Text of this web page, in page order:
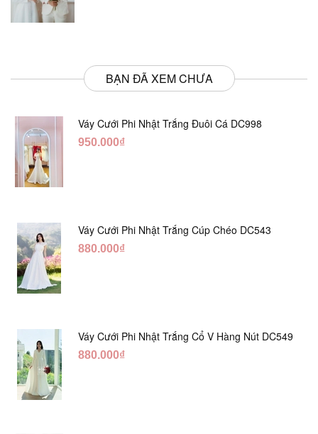
BẠN ĐÃ XEM CHƯA
Váy Cưới Phi Nhật Trắng Đuôi Cá DC998
950.000₫
Váy Cưới Phi Nhật Trắng Cúp Chéo DC543
880.000₫
Váy Cưới Phi Nhật Trắng Cổ V Hàng Nút DC549
880.000₫